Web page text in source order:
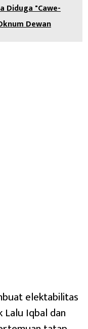
Diduga "Cawe-
Dewan
elektabilitas
Lalu Iqbal dan